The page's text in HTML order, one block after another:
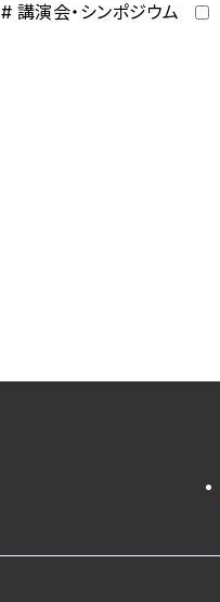
# 講演会・シンポジウム